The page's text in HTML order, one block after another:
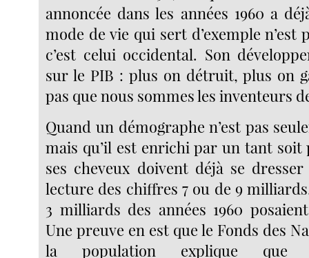
annoncée dans les années 1960 a
mode de vie qui sert d’exemple n’est
c’est celui occidental. Son
sur le PIB : plus on détruit, plus on
pas que nous sommes les inventeurs
Quand un démographe n’est pas
mais qu’il est enrichi par un tant soit
ses cheveux doivent déjà se
lecture des chiffres 7 ou de 9
3 milliards des années 1960
Une preuve en est que le Fonds des
la population explique que